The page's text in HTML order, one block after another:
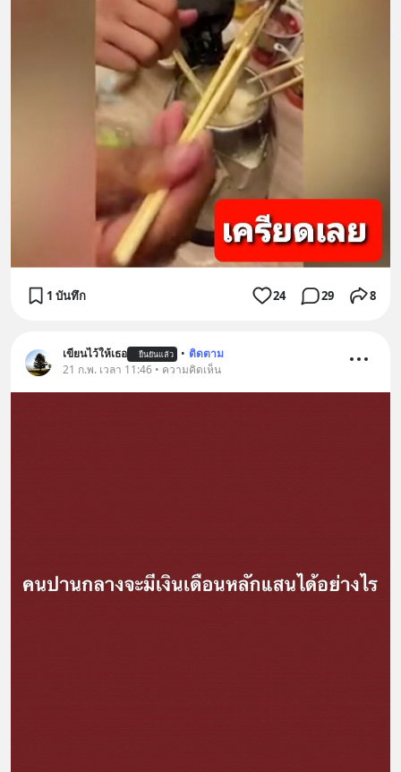
1 บันทึก 24 29 8
เขียนไว้ให้เธอ ยืนยันแล้ว • ติดตาม
21 ก.พ. เวลา 11:46 • ความคิดเห็น